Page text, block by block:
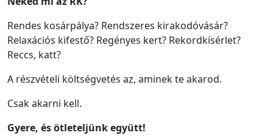
Rendes kosárpálya? Rendszeres kirakodóvásár?
Relaxációs kifestő? Regényes kert? Rekordkísérlet?
Reccs, katt?
A részvételi költségvetés az, aminek te akarod.
Csak akarni kell.
Gyere, és ötleteljünk együtt!